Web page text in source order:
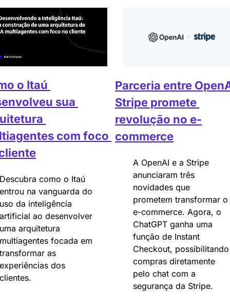
o Itaú
sua
com foco
Descubra como o Itaú
entrou na vanguarda do
uso da inteligência
artificial ao desenvolver
uma arquitetura
multiagentes focada em
transformar as
experiências dos
clientes.
Parceria entre
Stripe promete
revolução no e-
commerce
A OpenAI e a Stripe
anunciaram três
novidades que
prometem transformar o
e-commerce. Agora, o
ChatGPT ganha uma
função de Instant
Checkout, possibilitando
compras diretamente
pelo chat com a
segurança da Stripe.